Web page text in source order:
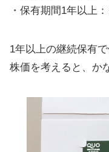
・保有期間1年以上
1年以上の継続保有
株価を考えると、か